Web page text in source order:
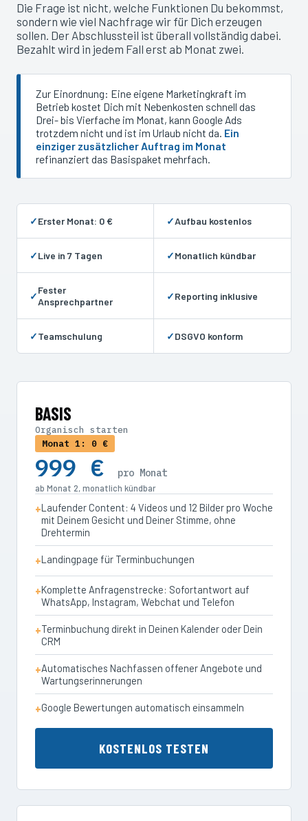
Die Frage ist nicht, welche Funktionen Du bekommst,
sondern wie viel Nachfrage wir für Dich erzeugen
sollen. Der Abschlussteil ist überall vollständig dabei.
Bezahlt wird in jedem Fall erst ab Monat zwei.
Zur Einordnung: Eine eigene Marketingkraft im
Betrieb kostet Dich mit Nebenkosten schnell das
Drei- bis Vierfache im Monat, kann Google Ads
trotzdem nicht und ist im Urlaub nicht da. Ein
einziger zusätzlicher Auftrag im Monat
refinanziert das Basispaket mehrfach.
✓Erster Monat: 0 € ✓Aufbau kostenlos
✓Live in 7 Tagen ✓Monatlich kündbar
✓Fester
Ansprechpartner
✓Reporting inklusive
✓Teamschulung ✓DSGVO konform
BASIS
Organisch starten
Monat 1: 0 €
999 € pro Monat
ab Monat 2, monatlich kündbar
Laufender Content: 4 Videos und 12 Bilder pro Woche
mit Deinem Gesicht und Deiner Stimme, ohne
Drehtermin
Landingpage für Terminbuchungen
Komplette Anfragenstrecke: Sofortantwort auf
WhatsApp, Instagram, Webchat und Telefon
Terminbuchung direkt in Deinen Kalender oder Dein
CRM
Automatisches Nachfassen offener Angebote und
Wartungserinnerungen
Google Bewertungen automatisch einsammeln
KOSTENLOS TESTEN